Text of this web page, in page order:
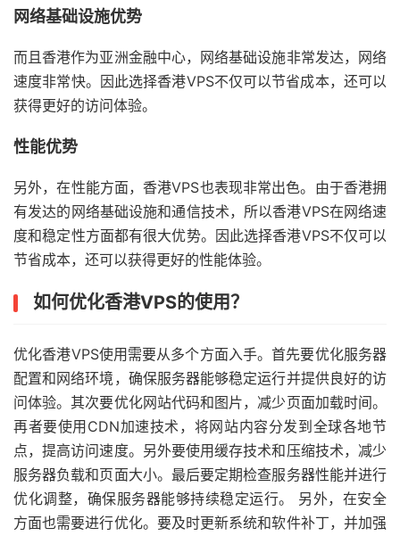
网络基础设施优势
而且香港作为亚洲金融中心，网络基础设施非常发达，网络
速度非常快。因此选择香港VPS不仅可以节省成本，还可以
获得更好的访问体验。
性能优势
另外，在性能方面，香港VPS也表现非常出色。由于香港拥
有发达的网络基础设施和通信技术，所以香港VPS在网络速
度和稳定性方面都有很大优势。因此选择香港VPS不仅可以
节省成本，还可以获得更好的性能体验。
如何优化香港VPS的使用？
优化香港VPS使用需要从多个方面入手。首先要优化服务器
配置和网络环境，确保服务器能够稳定运行并提供良好的访
问体验。其次要优化网站代码和图片，减少页面加载时间。
再者要使用CDN加速技术，将网站内容分发到全球各地节
点，提高访问速度。另外要使用缓存技术和压缩技术，减少
服务器负载和页面大小。最后要定期检查服务器性能并进行
优化调整，确保服务器能够持续稳定运行。 另外，在安全
方面也需要进行优化。要及时更新系统和软件补丁，并加强